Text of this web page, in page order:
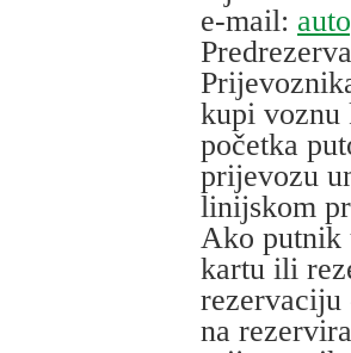
e-mail:
kupi voznu
početka
prijevozu
linijskom
Ako putnik
kartu ili
rezervaciju
na